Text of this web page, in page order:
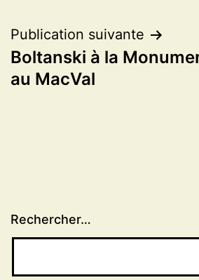
Publication suivante
Boltanski à la
au MacVal
Rechercher…